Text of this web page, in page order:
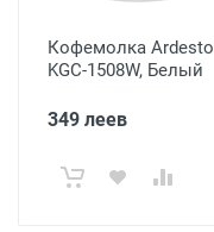
Кофемолка Ardesto
KGC-1508W, Белый
349 леев